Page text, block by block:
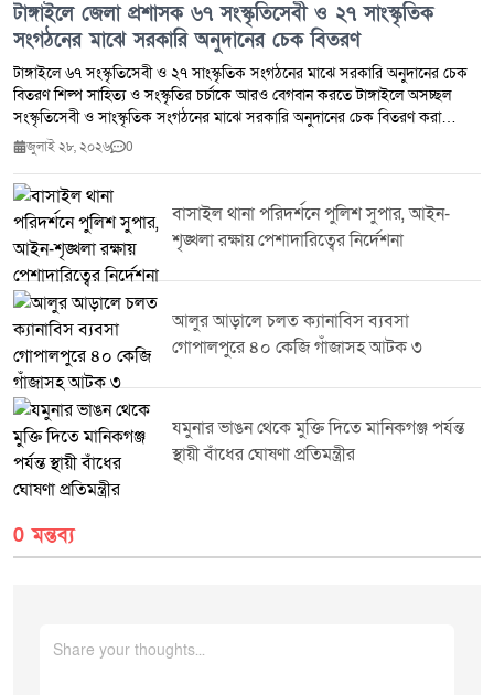
টাঙ্গাইলে জেলা প্রশাসক ৬৭ সংস্কৃতিসেবী ও ২৭ সাংস্কৃতিক
সংগঠনের মাঝে সরকারি অনুদানের চেক বিতরণ
টাঙ্গাইলে ৬৭ সংস্কৃতিসেবী ও ২৭ সাংস্কৃতিক সংগঠনের মাঝে সরকারি অনুদানের চেক
বিতরণ শিল্প সাহিত্য ও সংস্কৃতির চর্চাকে আরও বেগবান করতে টাঙ্গাইলে অসচ্ছল
সংস্কৃতিসেবী ও সাংস্কৃতিক সংগঠনের মাঝে সরকারি অনুদানের চেক বিতরণ করা
হয়েছে।মঙ্গলবার (২৮ জুলাই ২০২৬) জেলা প্রশাসকের কার্যালয়ে আয়োজিত এক
অনুষ্ঠানে টাঙ্গাইলের জেলা প্রশাসক জেলার মোট ৬৭ জন অসচ্ছল সংস্কৃতিসেবী এবং
২৭টি সাংস্কৃতিক সংগঠনের মাঝে সর্বমোট ২৪ লাখ ৮৭ হাজার ৫০০ টাকা সরকারি
অনুদানের চেক বিতরণ করেন।অনুষ্ঠানে বক্তারা বলেন শিল্প সাহিত্য ও সংস্কৃতির
বিকাশে সরকারের এ ধরনের সহায়তা সংস্কৃতিচর্চাকে আরও গতিশীল করবে এবং
অসচ্ছল সংস্কৃতিসেবীদের সৃজনশীল কর্মকাণ্ডে গুরুত্বপূর্ণ ভূমিকা রাখবে।এ সময় জেলা
প্রশাসনের ঊর্ধ্বতন কর্মকর্তা বিভিন্ন সাংস্কৃতিক সংগঠনের প্রতিনিধি সংস্কৃতিসেবী এবং
আমন্ত্রিত অতিথিরা উপস্থিত ছিলেন।
জুলাই ২৮, ২০২৬ 0
বাসাইল থানা পরিদর্শনে পুলিশ সুপার, আইন-
শৃঙ্খলা রক্ষায় পেশাদারিত্বের নির্দেশনা
আলুর আড়ালে চলত ক্যানাবিস ব্যবসা
গোপালপুরে ৪০ কেজি গাঁজাসহ আটক ৩
যমুনার ভাঙন থেকে মুক্তি দিতে মানিকগঞ্জ পর্যন্ত
স্থায়ী বাঁধের ঘোষণা প্রতিমন্ত্রীর
0 মন্তব্য